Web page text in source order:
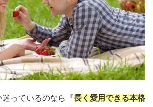
っているのなら『長く愛用できる本格